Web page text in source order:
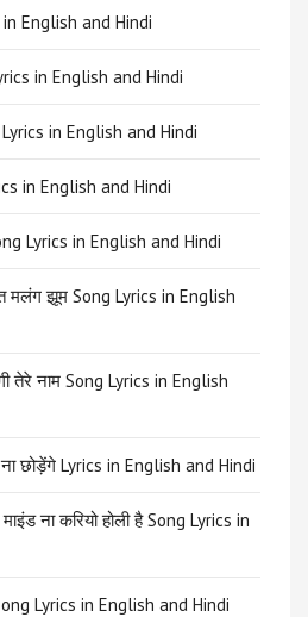
English and Hindi
in English and Hindi
in English and Hindi
in English and Hindi
Lyrics in English and Hindi
मलंग झूम Song Lyrics in English
तेरे नाम Song Lyrics in English
छोड़ेंगे Lyrics in English and Hindi
ना करियो होली है Song Lyrics in
Lyrics in English and Hindi